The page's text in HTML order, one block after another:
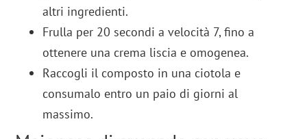
altri ingredienti.
Frulla per 20 secondi a velocità 7, fino a
ottenere una crema liscia e omogenea.
Raccogli il composto in una ciotola e
consumalo entro un paio di giorni al
massimo.